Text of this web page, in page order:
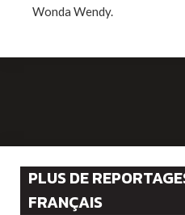
Wonda Wendy.
PLUS DE
FRANÇAIS